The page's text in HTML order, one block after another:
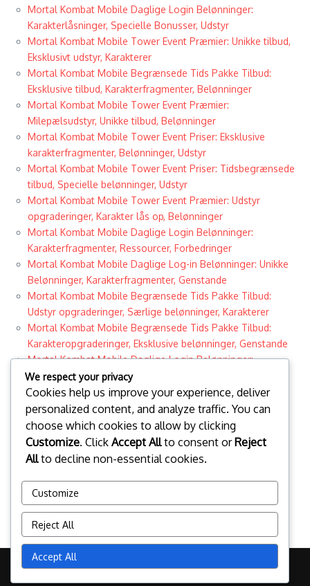
Mortal Kombat Mobile Daglige Login Belønninger:
Karakterlåsninger, Specielle Bonusser, Udstyr
Mortal Kombat Mobile Tower Event Præmier: Unikke tilbud,
Eksklusivt udstyr, Karakterer
Mortal Kombat Mobile Begrænsede Tids Pakke Tilbud:
Eksklusive tilbud, Karakterfragmenter, Belønninger
Mortal Kombat Mobile Tower Event Præmier:
Milepælsudstyr, Unikke tilbud, Belønninger
Mortal Kombat Mobile Tower Event Priser: Eksklusive
karakterfragmenter, Belønninger, Udstyr
Mortal Kombat Mobile Tower Event Priser: Tidsbegrænsede
tilbud, Specielle belønninger, Udstyr
Mortal Kombat Mobile Tower Event Præmier: Udstyr
opgraderinger, Karakter lås op, Belønninger
Mortal Kombat Mobile Daglige Login Belønninger:
Karakterfragmenter, Ressourcer, Forbedringer
Mortal Kombat Mobile Daglige Log-in Belønninger: Unikke
Belønninger, Karakterfragmenter, Genstande
Mortal Kombat Mobile Begrænsede Tids Pakke Tilbud:
Udstyr opgraderinger, Særlige belønninger, Karakterer
Mortal Kombat Mobile Begrænsede Tids Pakke Tilbud:
Karakteropgraderinger, Eksklusive belønninger, Genstande
Mortal Kombat Mobile Daglige Login Belønninger:
Eksklusive Tilbud, Tidsbegrænsede, Samleobjekter
Mortal Kombat Mobile Tidsbegrænsede Pakke Tilbud:
Milepælsbelønninger, Unikt udstyr, Genstande
Mortal Kombat Mobile Tower Event Præmier: Event
milepæle, Unikke genstande, Bonusser
Categories
Daglige login belønninger
Tower Event Milepælspræmier
We respect your privacy
Cookies help us improve your experience, deliver
personalized content, and analyze traffic. You can
choose which cookies to allow by clicking
Customize. Click Accept Allto consent orReject
Allto decline non-essential cookies.
Customize
Reject All
Accept All